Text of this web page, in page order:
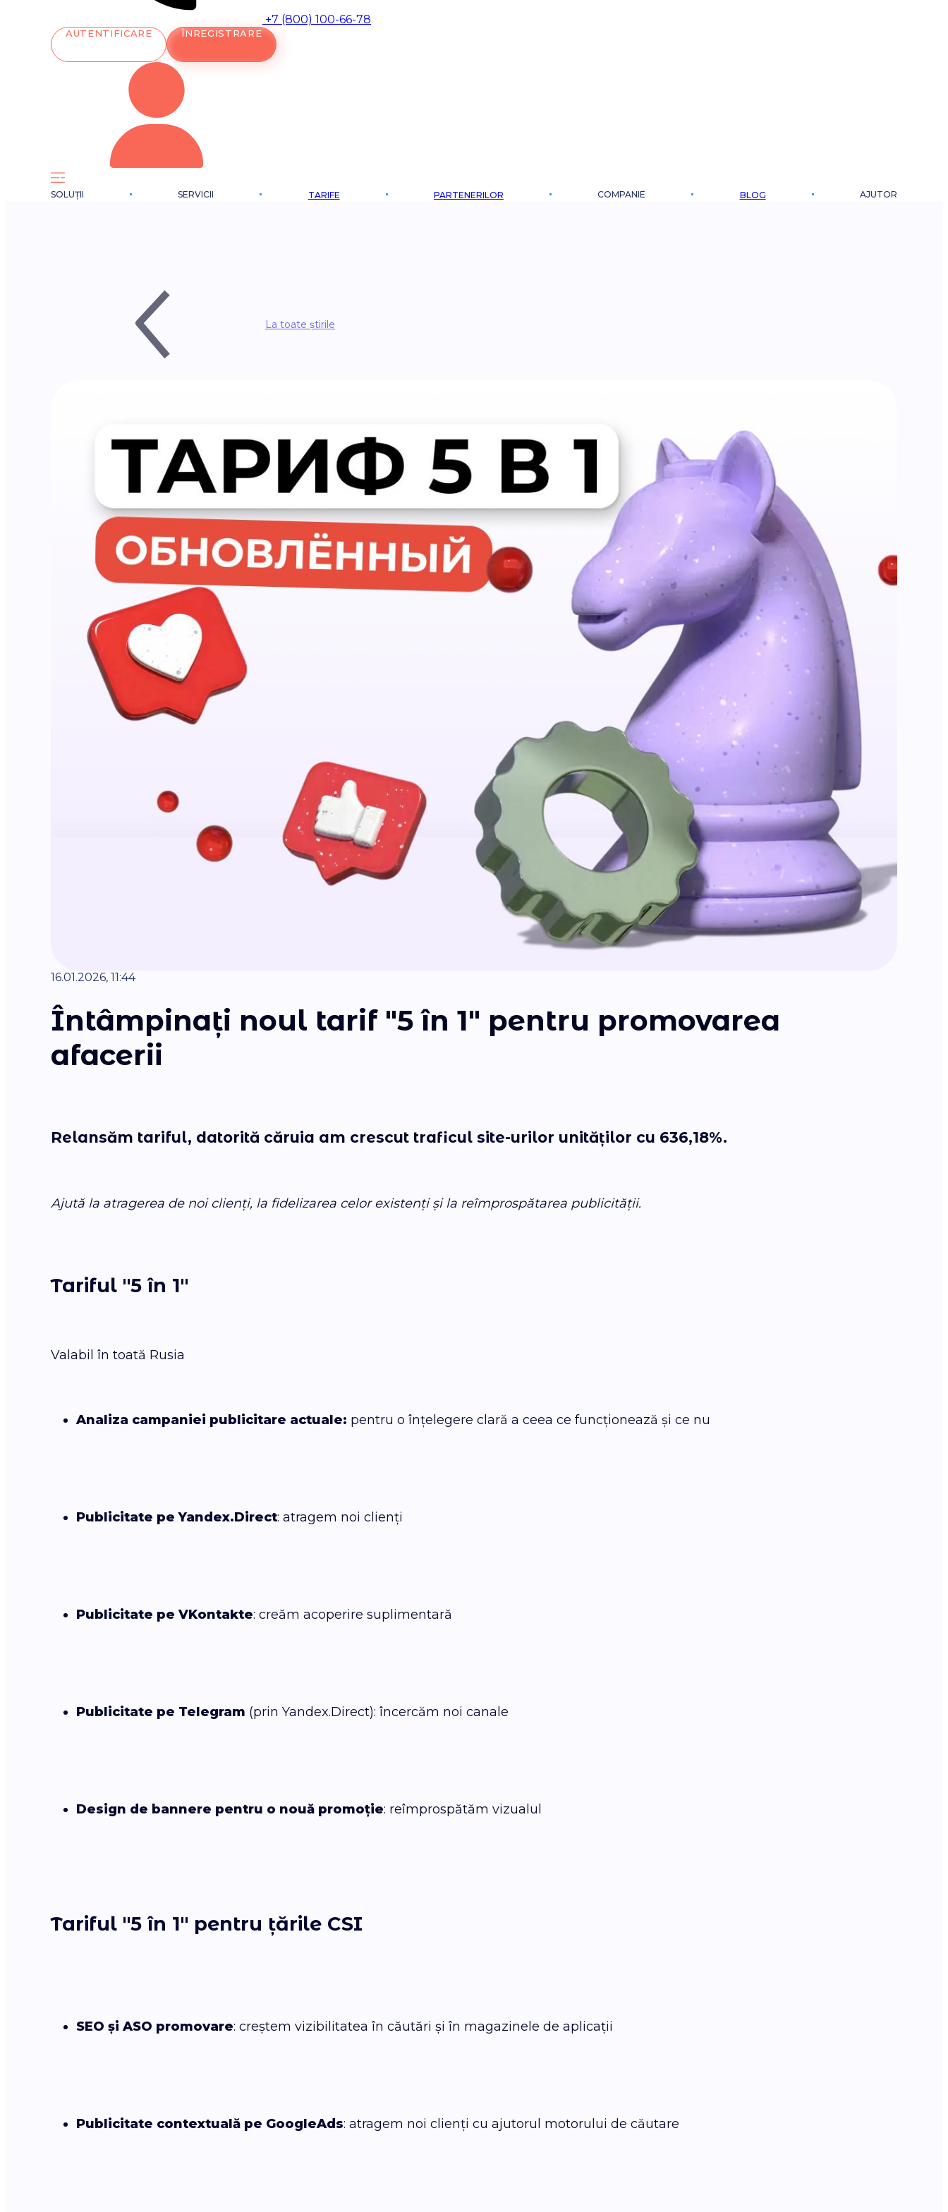
+7 (800) 100-66-78
AUTENTIFICARE ÎNREGISTRARE
SOLUȚII SERVICII TARIFE PARTENERILOR COMPANIE BLOG AJUTOR
La toate știrile
16.01.2026, 11:44
Întâmpinați noul tarif "5 în 1" pentru promovarea
afacerii
Relansăm tariful, datorită căruia am crescut traficul site-urilor unităților cu 636,18%.
Ajută la atragerea de noi clienți, la fidelizarea celor existenți și la reîmprospătarea publicității.
Tariful "5 în 1"
Valabil în toată Rusia
Analiza campaniei publicitare actuale: pentru o înțelegere clară a ceea ce funcționează și ce nu
Publicitate pe Yandex.Direct: atragem noi clienți
Publicitate pe VKontakte: creăm acoperire suplimentară
Publicitate pe Telegram (prin Yandex.Direct): încercăm noi canale
Design de bannere pentru o nouă promoție: reîmprospătăm vizualul
Tariful "5 în 1" pentru țările CSI
SEO și ASO promovare: creștem vizibilitatea în căutări și în magazinele de aplicații
Publicitate contextuală pe GoogleAds: atragem noi clienți cu ajutorul motorului de căutare